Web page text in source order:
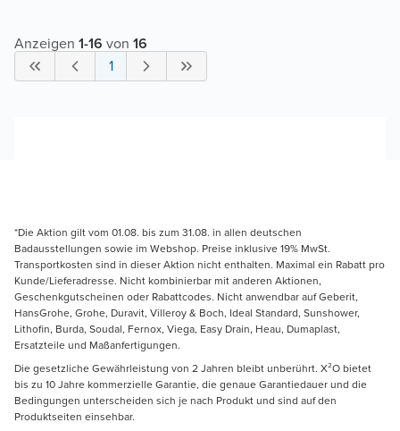
Anzeigen 1-16 von 16
1
*Die Aktion gilt vom 01.08. bis zum 31.08. in allen deutschen
Badausstellungen sowie im Webshop. Preise inklusive 19% MwSt.
Transportkosten sind in dieser Aktion nicht enthalten. Maximal ein Rabatt pro
Kunde/Lieferadresse. Nicht kombinierbar mit anderen Aktionen,
Geschenkgutscheinen oder Rabattcodes. Nicht anwendbar auf Geberit,
HansGrohe, Grohe, Duravit, Villeroy & Boch, Ideal Standard, Sunshower,
Lithofin, Burda, Soudal, Fernox, Viega, Easy Drain, Heau, Dumaplast,
Ersatzteile und Maßanfertigungen.
Die gesetzliche Gewährleistung von 2 Jahren bleibt unberührt. X²O bietet
bis zu 10 Jahre kommerzielle Garantie, die genaue Garantiedauer und die
Bedingungen unterscheiden sich je nach Produkt und sind auf den
Produktseiten einsehbar.